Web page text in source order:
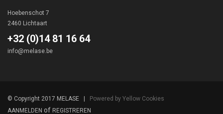
Hoebenschot 7
2460 Lichtaart
+32 (0)14 81 16 64
info@melase.be
© Copyright 2017 MELASE | Powered by Yellow Cookies
AANMELDEN of REGISTREREN